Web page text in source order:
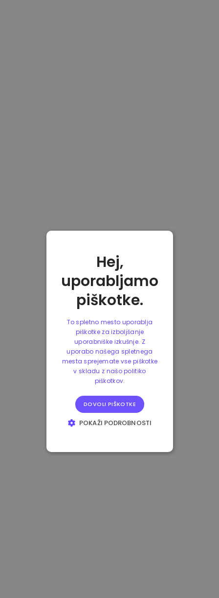
Hej,
uporabljamo
piškotke.
To spletno mesto uporablja
piškotke za izboljšanje
uporabniške izkušnje. Z
uporabo našega spletnega
mesta sprejemate vse piškotke
v skladu z našo politiko
piškotkov.
DOVOLI PIŠKOTKE
POKAŽI PODROBNOSTI